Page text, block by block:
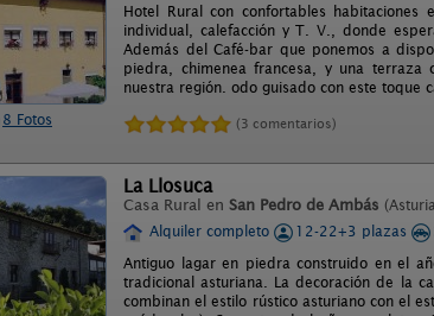
8 Fotos
Hotel Rural con confortables
individual, calefacción y T. V., donde
Además del Café-bar que ponemos a
piedra, chimenea francesa, y una
nuestra región. odo guisado con este toque
(3 comentarios)
La Llosuca
Casa Rural en San Pedro de Ambás
Alquiler completo
12-22+3 plazas
Antiguo lagar en piedra construido en el
tradicional asturiana. La decoración de la
combinan el estilo rústico asturiano con el